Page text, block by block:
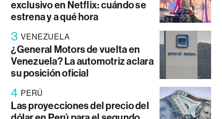
exclusivo en Netflix: cuándo se
estrena y a qué hora
3 VENEZUELA
¿General Motors de vuelta en
Venezuela? La automotriz aclara
su posición oficial
4 PERÚ
Las proyecciones del precio del